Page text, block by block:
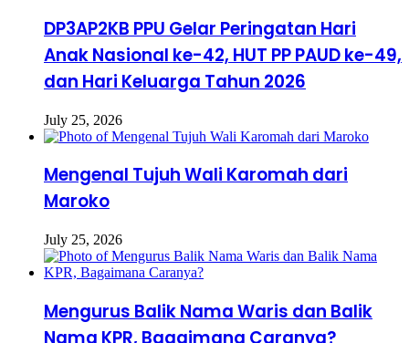
DP3AP2KB PPU Gelar Peringatan Hari
Anak Nasional ke-42, HUT PP PAUD ke-49,
dan Hari Keluarga Tahun 2026
July 25, 2026
Mengenal Tujuh Wali Karomah dari
Maroko
July 25, 2026
Mengurus Balik Nama Waris dan Balik
Nama KPR, Bagaimana Caranya?